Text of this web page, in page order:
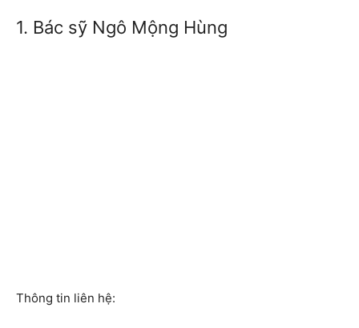
1. Bác sỹ Ngô Mộng Hùng
Thông tin liên hệ: